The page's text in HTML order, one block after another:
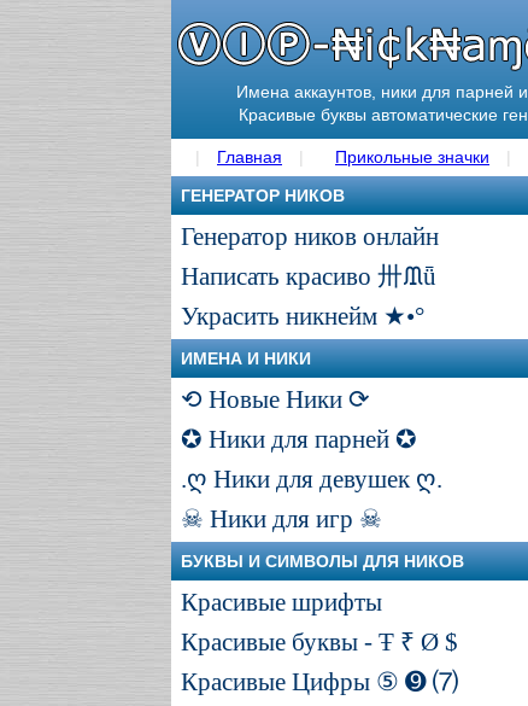
Имена аккаунтов, ники для парней
Красивые буквы автоматические
Главная Прикольные значки
ГЕНЕРАТОР НИКОВ
Генератор ников онлайн
Написать красиво 卅ᙢǖ
Украсить никнейм ★•°
ИМЕНА И НИКИ
⟲ Новые Ники ⟳
✪ Ники для парней ✪
.ღ Ники для девушек ღ.
☠ Ники для игр ☠
БУКВЫ И СИМВОЛЫ ДЛЯ НИКОВ
Красивые шрифты
Красивые буквы - Ŧ ₹ Ø $
Красивые Цифры ⑤ ➒ ⑺